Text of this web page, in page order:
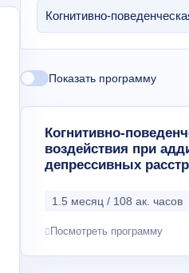
Когнитивно-
Показать программу
Когнитивно-
воздействия при
депрессивных
1.5 месяц / 108 ак. часов
Посмотреть программу